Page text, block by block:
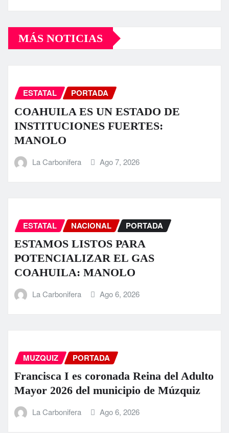
MÁS NOTICIAS
ESTATAL PORTADA
COAHUILA ES UN ESTADO DE
INSTITUCIONES FUERTES:
MANOLO
La Carbonifera Ago 7, 2026
ESTATAL NACIONAL PORTADA
ESTAMOS LISTOS PARA
POTENCIALIZAR EL GAS
COAHUILA: MANOLO
La Carbonifera Ago 6, 2026
MUZQUIZ PORTADA
Francisca I es coronada Reina del Adulto
Mayor 2026 del municipio de Múzquiz
La Carbonifera Ago 6, 2026